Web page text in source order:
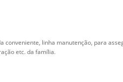
linha manutenção, para
etc. da família.